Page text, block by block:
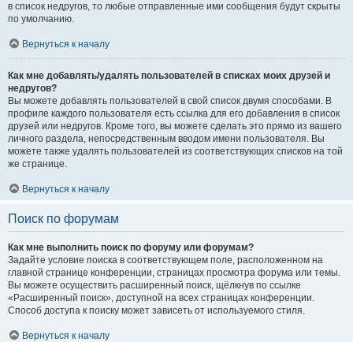
в список недругов, то любые отправленные ими сообщения будут скрыты
по умолчанию.
Вернуться к началу
Как мне добавлять/удалять пользователей в списках моих друзей и
недругов?
Вы можете добавлять пользователей в свой список двумя способами. В
профиле каждого пользователя есть ссылка для его добавления в список
друзей или недругов. Кроме того, вы можете сделать это прямо из вашего
личного раздела, непосредственным вводом имени пользователя. Вы
можете также удалять пользователей из соответствующих списков на той
же странице.
Вернуться к началу
Поиск по форумам
Как мне выполнить поиск по форуму или форумам?
Задайте условие поиска в соответствующем поле, расположенном на
главной странице конференции, страницах просмотра форума или темы.
Вы можете осуществить расширенный поиск, щёлкнув по ссылке
«Расширенный поиск», доступной на всех страницах конференции.
Способ доступа к поиску может зависеть от используемого стиля.
Вернуться к началу